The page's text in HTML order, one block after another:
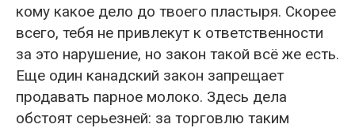
кому какое дело до твоего пластыря. Скорее
всего, тебя не привлекут к ответственности
за это нарушение, но закон такой всё же есть.
Еще один канадский закон запрещает
продавать парное молоко. Здесь дела
обстоят серьезней: за торговлю таким